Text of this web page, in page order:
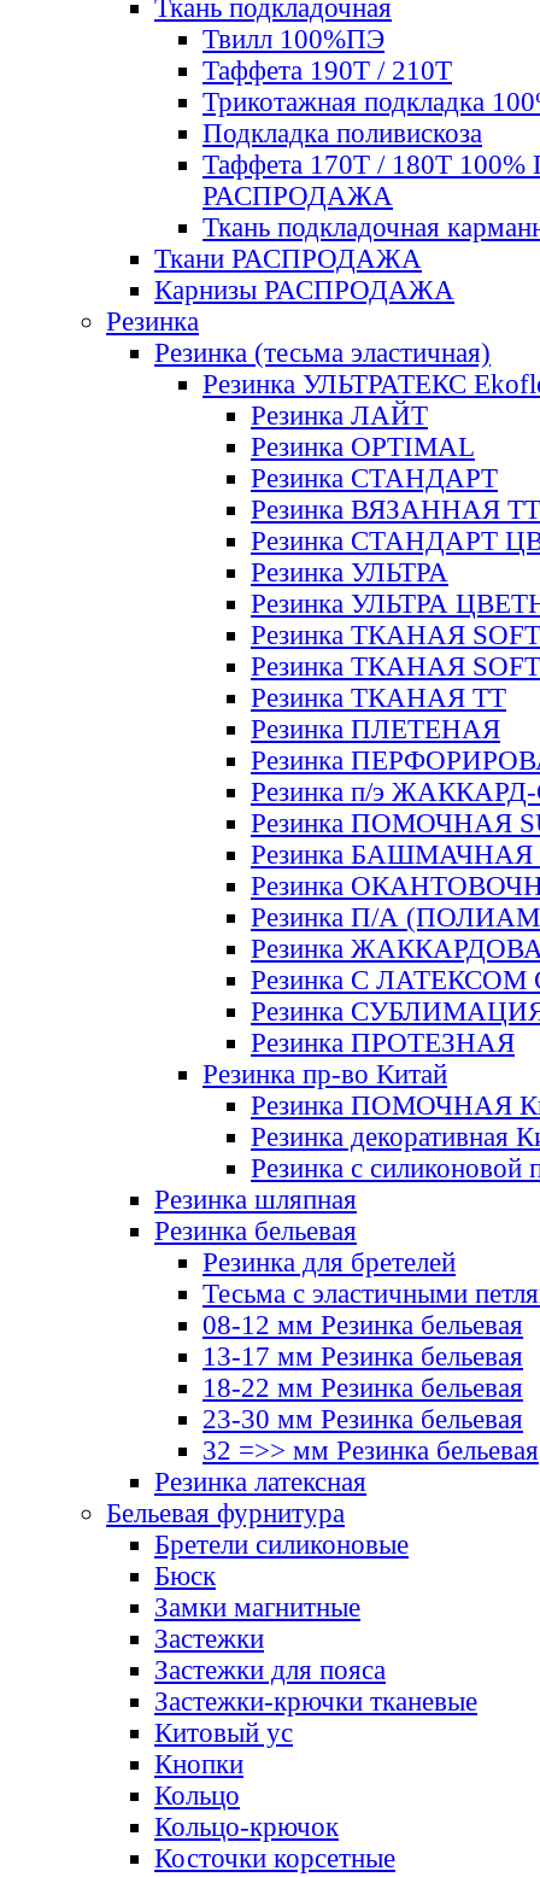
Ткань подкладочная
Твилл 100%ПЭ
Таффета 190Т / 210Т
Трикотажная подкладка
Подкладка поливискоза
Таффета 170Т / 180Т 100%
РАСПРОДАЖА
Ткань подкладочная
Ткани РАСПРОДАЖА
Карнизы РАСПРОДАЖА
Резинка
Резинка (тесьма эластичная)
Резинка УЛЬТРАТЕКС
Резинка ЛАЙТ
Резинка OPTIMAL
Резинка СТАНДАРТ
Резинка ВЯЗАННАЯ ТТ
Резинка СТАНДАРТ
Резинка УЛЬТРА
Резинка УЛЬТРА
Резинка ТКАНАЯ SOFT
Резинка ТКАНАЯ
Резинка ТКАНАЯ ТТ
Резинка ПЛЕТЕНАЯ
Резинка
Резинка п/э
Резинка ПОМОЧНАЯ
Резинка БАШМАЧНАЯ
Резинка
Резинка П/А
Резинка
Резинка С ЛАТЕКСОМ
Резинка
Резинка ПРОТЕЗНАЯ
Резинка пр-во Китай
Резинка ПОМОЧНАЯ
Резинка декоративная
Резинка с силиконовой
Резинка шляпная
Резинка бельевая
Резинка для бретелей
Тесьма с эластичными
08-12 мм Резинка бельевая
13-17 мм Резинка бельевая
18-22 мм Резинка бельевая
23-30 мм Резинка бельевая
32 =>> мм Резинка бельевая
Резинка латексная
Бельевая фурнитура
Бретели силиконовые
Бюск
Замки магнитные
Застежки
Застежки для пояса
Застежки-крючки тканевые
Китовый ус
Кнопки
Кольцо
Кольцо-крючок
Косточки корсетные